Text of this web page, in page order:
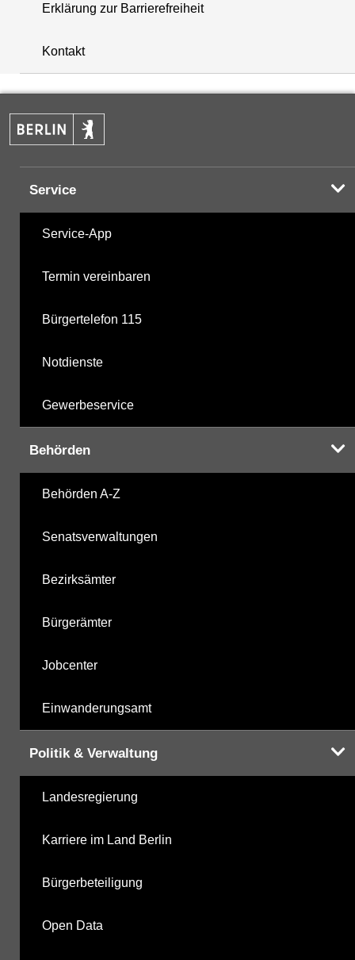
+
−
Erklärung zur Barrierefreiheit
Kontakt
Service
Service-App
Termin vereinbaren
Bürgertelefon 115
Notdienste
Gewerbeservice
Behörden
Behörden A-Z
Senatsverwaltungen
Bezirksämter
Bürgerämter
Jobcenter
Einwanderungsamt
Politik & Verwaltung
Landesregierung
Karriere im Land Berlin
Bürgerbeteiligung
Open Data